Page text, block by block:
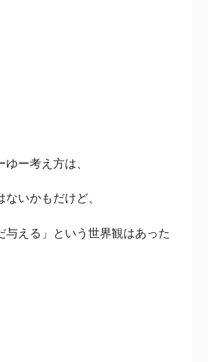
ー考え方は、
いかもだけど、
与える」という世界観はあった